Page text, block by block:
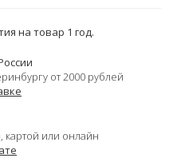
на товар 1 год.
от 2000 рублей
или онлайн